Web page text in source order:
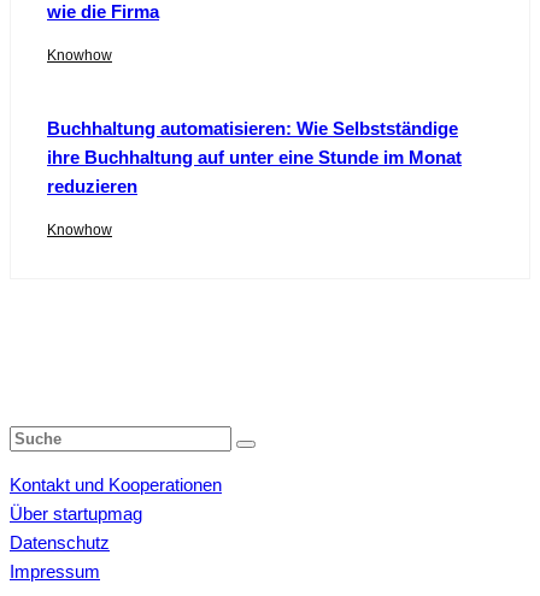
wie die Firma
Knowhow
Buchhaltung automatisieren: Wie Selbstständige
ihre Buchhaltung auf unter eine Stunde im Monat
reduzieren
Knowhow
Kontakt und Kooperationen
Über startupmag
Datenschutz
Impressum